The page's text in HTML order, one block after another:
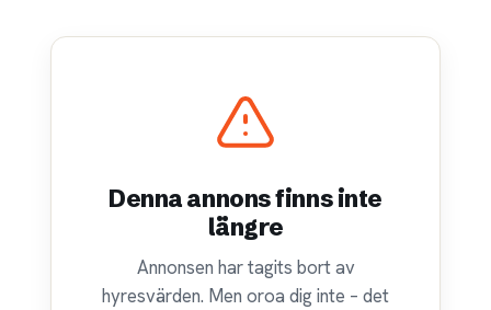
Denna annons finns inte
längre
Annonsen har tagits bort av
hyresvärden. Men oroa dig inte – det